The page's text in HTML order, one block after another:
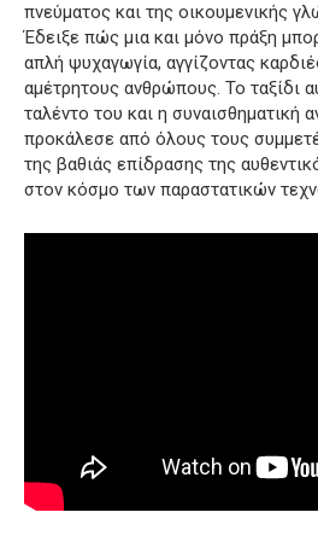
πνεύματος και της οικουμενικής
Έδειξε πώς μια και μόνο πράξη
απλή ψυχαγωγία, αγγίζοντας
αμέτρητους ανθρώπους. Το ταξίδι
ταλέντο του και η συναισθηματική
προκάλεσε από όλους τους
της βαθιάς επίδρασης της
στον κόσμο των παραστατικών